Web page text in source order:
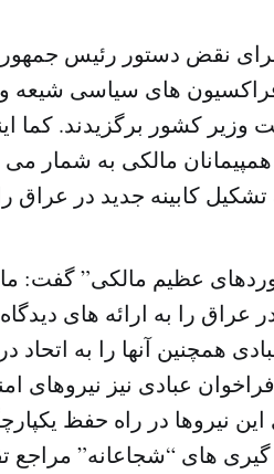
نقض دستور رئیس
های سیاسی شیعه
کشور برگزیدند. کما
مالکی به شمار می
عظیم مالکی” گفت:
را به ارائه های
همچنین آنها را به اتحاد
عبادی نیز نیروهای
نیروها در راه حفظ
های “شجاعانه” مراجع